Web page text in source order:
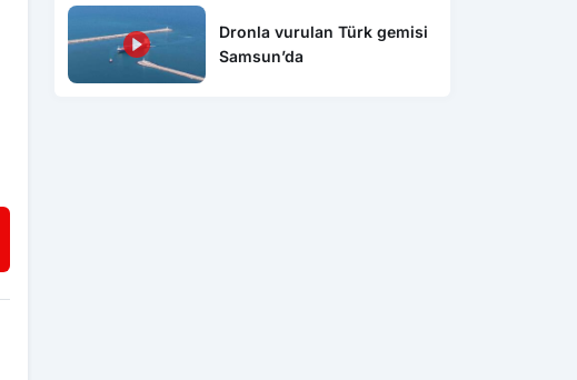
Dronla vurulan Türk gemisi
Samsun’da